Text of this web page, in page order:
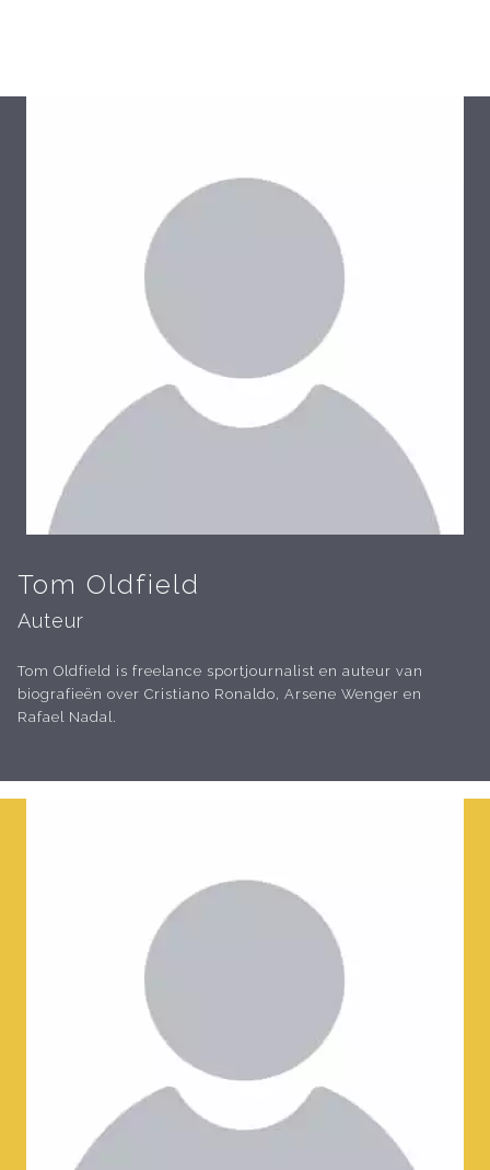
Tom Oldfield
Auteur
Tom Oldfield is freelance sportjournalist en auteur van
biografieën over Cristiano Ronaldo, Arsene Wenger en
Rafael Nadal.